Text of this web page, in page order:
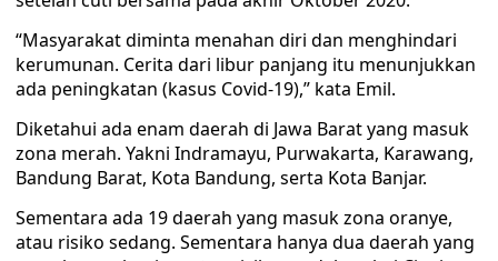
“Masyarakat diminta menahan diri dan menghindari
kerumunan. Cerita dari libur panjang itu menunjukkan
ada peningkatan (kasus Covid-19),” kata Emil.
Diketahui ada enam daerah di Jawa Barat yang masuk
zona merah. Yakni Indramayu, Purwakarta, Karawang,
Bandung Barat, Kota Bandung, serta Kota Banjar.
Sementara ada 19 daerah yang masuk zona oranye,
atau risiko sedang. Sementara hanya dua daerah yang